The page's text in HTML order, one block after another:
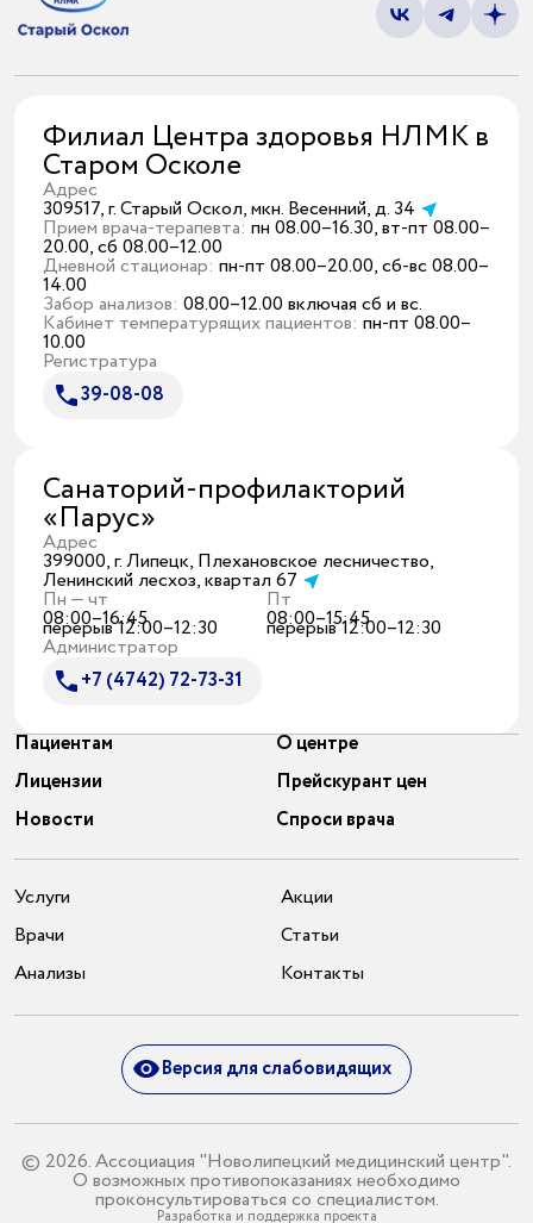
Филиал Центра здоровья НЛМК в
Старом Осколе
Адрес
309517, г. Старый Оскол, мкн. Весенний, д. 34
Прием врача-терапевта: пн 08.00–16.30, вт-пт 08.00–
20.00, сб 08.00–12.00
Дневной стационар: пн-пт 08.00–20.00, сб-вс 08.00–
14.00
Забор анализов: 08.00–12.00 включая сб и вс.
Кабинет температурящих пациентов: пн-пт 08.00–
10.00
Регистратура
39-08-08
Санаторий-профилакторий
«Парус»
Адрес
399000, г. Липецк, Плехановское лесничество,
Ленинский лесхоз, квартал 67
Пн — чт
08:00–16:45
перерыв 12:00–12:30
Пт
08:00–15:45
перерыв 12:00–12:30
Администратор
+7 (4742) 72-73-31
Пациентам
О центре
Лицензии
Прейскурант цен
Новости
Спроси врача
Услуги
Врачи
Анализы
Акции
Статьи
Контакты
© 2026. Ассоциация "Новолипецкий медицинский центр".
О возможных противопоказаниях необходимо
проконсультироваться со специалистом.
Разработка и поддержка проекта
Версия для слабовидящих